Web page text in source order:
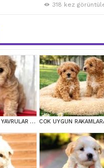
318 kez
MALTİPOO CİNSİ YAVRULAR EV ÜRETİMİ